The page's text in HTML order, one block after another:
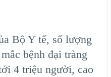
Bộ Y tế, số lượng
bệnh đại tràng
4 triệu người, cao